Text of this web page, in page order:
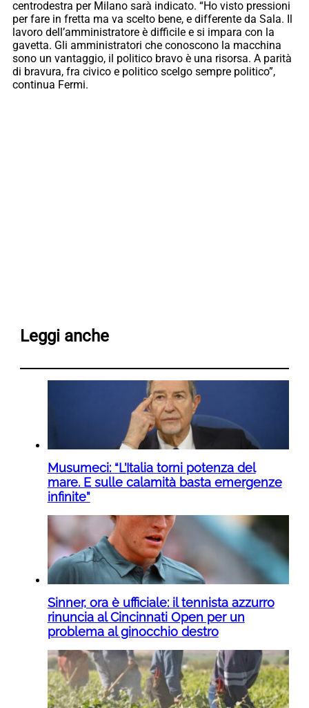
centrodestra per Milano sarà indicato. “Ho visto pressioni
per fare in fretta ma va scelto bene, e differente da Sala. Il
lavoro dell’amministratore è difficile e si impara con la
gavetta. Gli amministratori che conoscono la macchina
sono un vantaggio, il politico bravo è una risorsa. A parità
di bravura, fra civico e politico scelgo sempre politico”,
continua Fermi.
Leggi anche
Musumeci: “L’Italia torni potenza del
mare. E sulle calamità basta emergenze
infinite”
Sinner, ora è ufficiale: il tennista azzurro
rinuncia al Cincinnati Open per un
problema al ginocchio destro